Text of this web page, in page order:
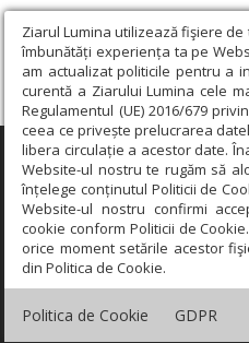
Ziarul Lumina utilizează fişiere
îmbunătăți experiența ta pe
am actualizat politicile pentru a
curentă a Ziarului Lumina cele
Regulamentul (UE) 2016/679
ceea ce privește prelucrarea
libera circulație a acestor date.
Website-ul nostru te rugăm să
înțelege conținutul Politicii de
Website-ul nostru confirmi
cookie conform Politicii de
orice moment setările acestor
din Politica de Cookie.
Politica de Cookie GDPR